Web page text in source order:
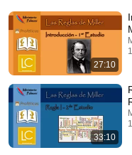
27:10
33:10